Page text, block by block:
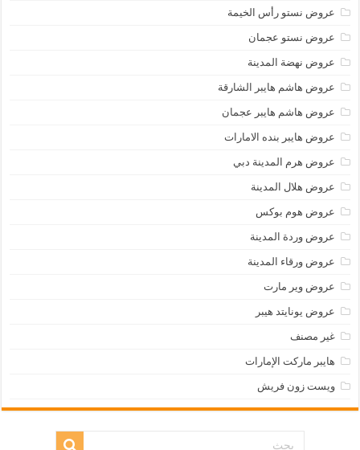
عروض نستو رأس الخيمة
عروض نستو عجمان
عروض نهضة المدينة
عروض هاشم هايبر الشارقة
عروض هاشم هايبر عجمان
عروض هايبر بنده الامارات
عروض هرم المدينة دبي
عروض هلال المدينة
عروض هوم بوكس
عروض وردة المدينة
عروض ورقاء المدينة
عروض وير مارت
عروض يونايتد هيبر
غير مصنف
هايبر ماركت الإمارات
ويست زون فريش